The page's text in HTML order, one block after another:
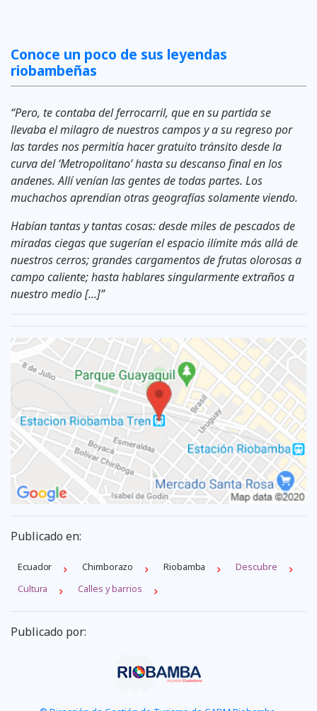
Conoce un poco de sus leyendas
riobambeñas
“Pero, te contaba del ferrocarril, que en su partida se
llevaba el milagro de nuestros campos y a su regreso por
las tardes nos permitía hacer gratuito tránsito desde la
curva del ‘Metropolitano’ hasta su descanso final en los
andenes. Allí venían las gentes de todas partes. Los
muchachos aprendían otras geografías solamente viendo.
Habían tantas y tantas cosas: desde miles de pescados de
miradas ciegas que sugerían el espacio ilímite más allá de
nuestros cerros; grandes cargamentos de frutas olorosas a
campo caliente; hasta hablares singularmente extraños a
nuestro medio [...]”
Publicado en:
Ecuador Chimborazo Riobamba
Descubre
Cultura
Calles y barrios
Publicado por: